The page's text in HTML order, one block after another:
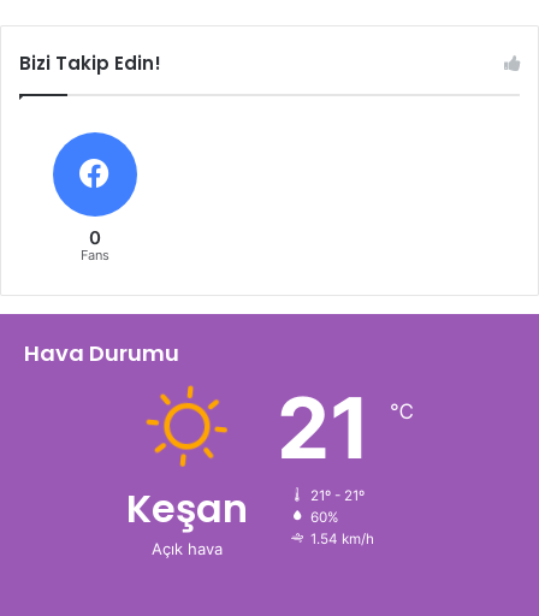
Bizi Takip Edin!
0
Fans
Hava Durumu
Keşan
Açık hava
21 ℃
21º - 21º
60%
1.54 km/h